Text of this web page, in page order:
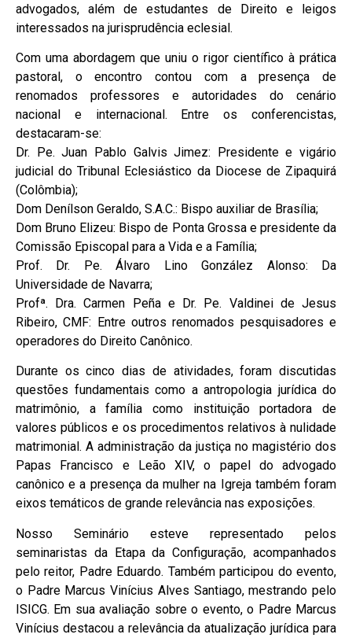
advogados, além de estudantes de Direito e leigos
interessados na jurisprudência eclesial.
Com uma abordagem que uniu o rigor científico à prática
pastoral, o encontro contou com a presença de
renomados professores e autoridades do cenário
nacional e internacional. Entre os conferencistas,
destacaram-se:
Dr. Pe. Juan Pablo Galvis Jimez: Presidente e vigário
judicial do Tribunal Eclesiástico da Diocese de Zipaquirá
(Colômbia);
Dom Denílson Geraldo, S.A.C.: Bispo auxiliar de Brasília;
Dom Bruno Elizeu: Bispo de Ponta Grossa e presidente da
Comissão Episcopal para a Vida e a Família;
Prof. Dr. Pe. Álvaro Lino González Alonso: Da
Universidade de Navarra;
Profª. Dra. Carmen Peña e Dr. Pe. Valdinei de Jesus
Ribeiro, CMF: Entre outros renomados pesquisadores e
operadores do Direito Canônico.
Durante os cinco dias de atividades, foram discutidas
questões fundamentais como a antropologia jurídica do
matrimônio, a família como instituição portadora de
valores públicos e os procedimentos relativos à nulidade
matrimonial. A administração da justiça no magistério dos
Papas Francisco e Leão XIV, o papel do advogado
canônico e a presença da mulher na Igreja também foram
eixos temáticos de grande relevância nas exposições.
Nosso Seminário esteve representado pelos
seminaristas da Etapa da Configuração, acompanhados
pelo reitor, Padre Eduardo. Também participou do evento,
o Padre Marcus Vinícius Alves Santiago, mestrando pelo
ISICG. Em sua avaliação sobre o evento, o Padre Marcus
Vinícius destacou a relevância da atualização jurídica para